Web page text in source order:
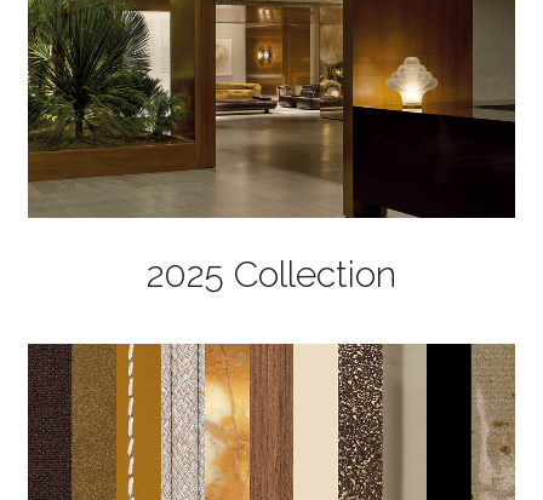
2025 Collection